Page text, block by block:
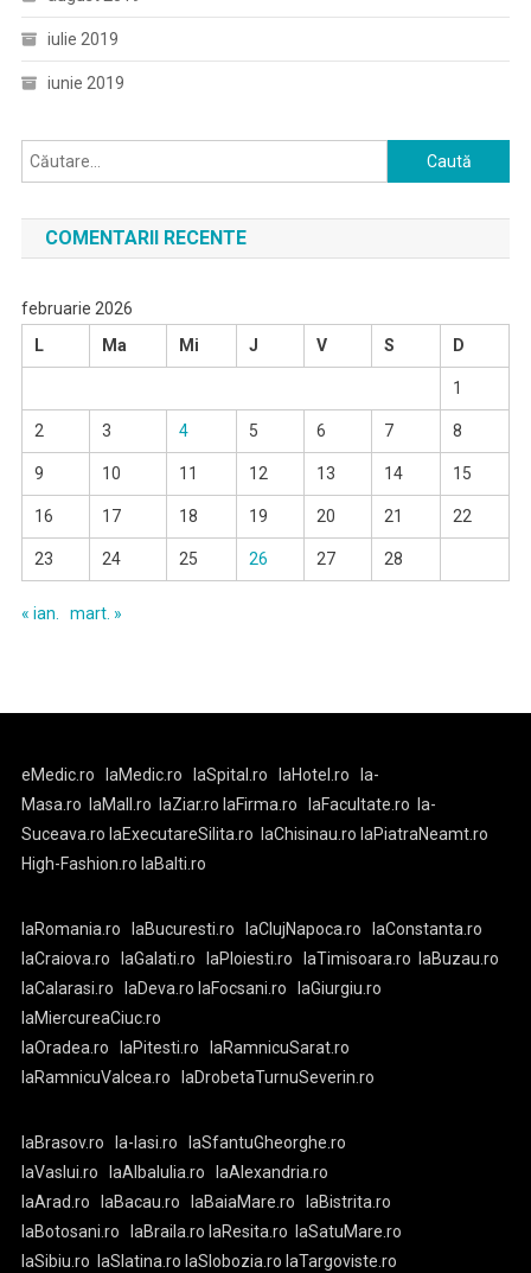
iulie 2019
iunie 2019
Caută
după:
COMENTARII RECENTE
februarie 2026
L
Ma Mi J V S D
1
2 3 4 5 6 7 8
9 10 11 12 13 14 15
16 17 18 19 20 21 22
23 24 25 26 27 28
« ian. mart. »
eMedic.ro laMedic.ro laSpital.ro laHotel.ro
la-
Masa.ro
laMall.ro laZiar.ro laFirma.ro laFacultate.ro
la-
Suceava.ro laExecutareSilita.ro laChisinau.ro laPiatraNeamt.ro
High-Fashion.ro laBalti.ro
laRomania.ro laBucuresti.ro laClujNapoca.ro
laConstanta.ro
laCraiova.ro
laGalati.ro laPloiesti.ro laTimisoara.ro
laBuzau.ro
laCalarasi.ro
laDeva.ro laFocsani.ro
laGiurgiu.ro
laMiercureaCiuc.ro
laOradea.ro
laPitesti.ro
laRamnicuSarat.ro
laRamnicuValcea.ro
laDrobetaTurnuSeverin.ro
laBrasov.ro la-Iasi.ro
laSfantuGheorghe.ro
laVaslui.ro
laAlbaIulia.ro
laAlexandria.ro
laArad.ro
laBacau.ro laBaiaMare.ro
laBistrita.ro
laBotosani.ro
laBraila.ro laResita.ro
laSatuMare.ro
laSibiu.ro
laSlatina.ro laSlobozia.ro laTargoviste.ro